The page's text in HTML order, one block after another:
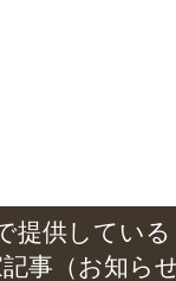
提供している
記事（お知ら